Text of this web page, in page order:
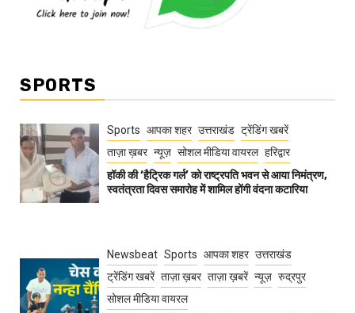
SPORTS
Sports आपका शहर उत्तराखंड ट्रेंडिंग खबरें
ताज़ा ख़बर न्यूज़ सोशल मीडिया वायरल हरिद्वार
हॉकी की ‘हैट्रिक गर्ल’ को राष्ट्रपति भवन से आया निमंत्रण,
स्वतंत्रता दिवस समारोह में शामिल होंगी वंदना कटारिया
Newsbeat Sports आपका शहर उत्तराखंड
ट्रेंडिंग खबरें ताज़ा ख़बर ताज़ा ख़बरें न्यूज़ रुद्रपुर
सोशल मीडिया वायरल